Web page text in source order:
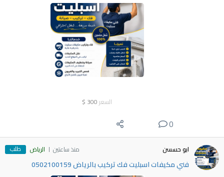
السعر 300
$
0
ابو حسسن منذ ساعتين الرياض طلب
فني مكيفات اسبليت فك تركيب بالرياض 0502100159